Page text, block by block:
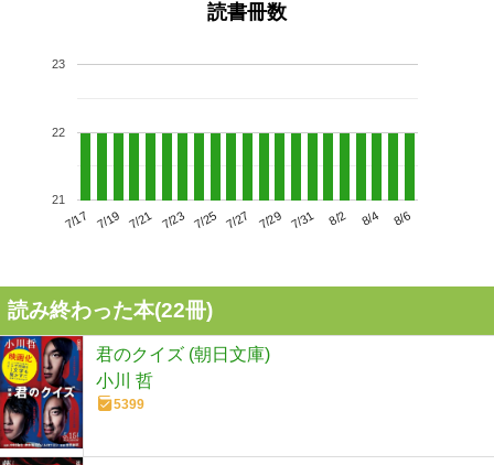
読書冊数
7/17 7/19 7/21 7/23 7/25 7/27 7/29 7/31 8/2 8/4 8/6
21
22
23
読み終わった本(22冊)
君のクイズ (朝日文庫)
小川 哲
5399